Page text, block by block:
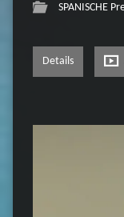
SPANISCHE
Details